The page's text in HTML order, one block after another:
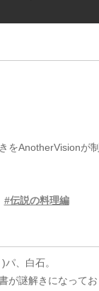
をAnotherVisionが制
#伝説の料理編
、白石。
が謎解きになってお